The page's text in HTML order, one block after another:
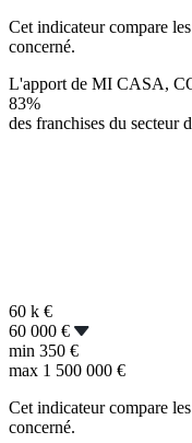
Cet indicateur compare
concerné.
L'apport de MI CASA,
83%
des franchises du secteur
60 k €
60 000 €
min 350 €
max 1 500 000 €
Cet indicateur compare
concerné.